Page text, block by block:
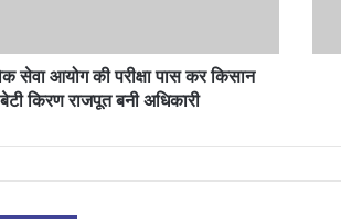
सेवा आयोग की परीक्षा पास कर किसान
किरण राजपूत बनी अधिकारी